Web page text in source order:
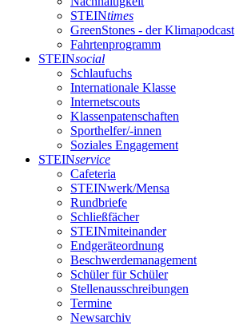
STEINtimes
GreenStones - der Klimapodcast
Fahrtenprogramm
STEINsocial
Schlaufuchs
Internationale Klasse
Internetscouts
Klassenpatenschaften
Sporthelfer/-innen
Soziales Engagement
STEINservice
Cafeteria
STEINwerk/Mensa
Rundbriefe
Schließfächer
STEINmiteinander
Endgeräteordnung
Beschwerdemanagement
Schüler für Schüler
Stellenausschreibungen
Termine
Newsarchiv